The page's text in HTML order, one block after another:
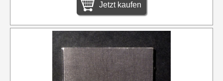
Jetzt kaufen